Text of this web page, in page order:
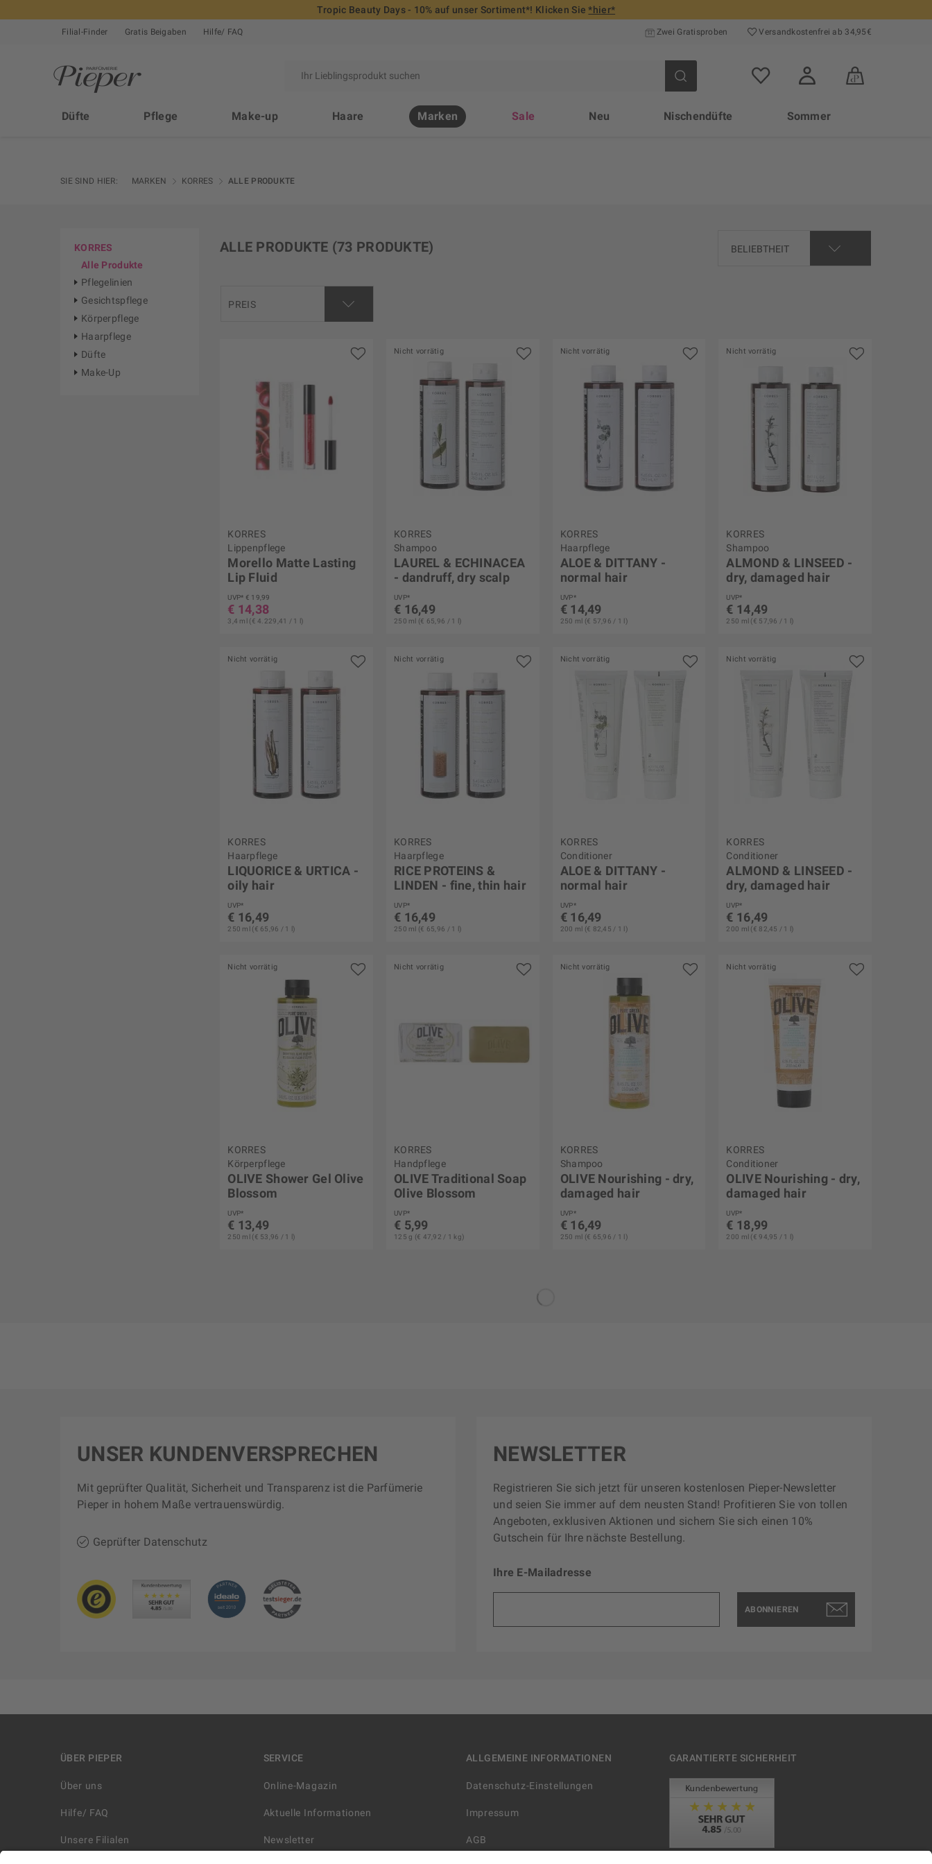
Tropic Beauty Days - 10% auf unser Sortiment*! Klicken Sie*hier*
Filial-Finder Gratis Beigaben Hilfe/ FAQ Zwei Gratisproben Versand­kosten­frei ab 34,95€
Düfte Pflege Make-up Haare Marken Sale Neu Nischendüfte Sommer
SIE SIND HIER: MARKEN KORRES ALLE PRODUKTE
KORRES
Alle Produkte
Pflegelinien
Gesichtspflege
Körperpflege
Haarpflege
Düfte
Make-Up
ALLE PRODUKTE (73 PRODUKTE)
PREIS
KORRES
Lippenpflege
Morello Matte Lasting
Lip Fluid
UVP* € 19,99
€ 14,38
3,4 ml (€ 4.229,41 / 1 l)
Nicht vorrätig
KORRES
Shampoo
LAUREL & ECHINACEA
- dandruff, dry scalp
UVP*
€ 16,49
250 ml (€ 65,96 / 1 l)
Nicht vorrätig
KORRES
Haarpflege
ALOE & DITTANY -
normal hair
UVP*
€ 14,49
250 ml (€ 57,96 / 1 l)
Nicht vorrätig
KORRES
Shampoo
ALMOND & LINSEED -
dry, damaged hair
UVP*
€ 14,49
250 ml (€ 57,96 / 1 l)
Nicht vorrätig
KORRES
Haarpflege
LIQUORICE & URTICA -
oily hair
UVP*
€ 16,49
250 ml (€ 65,96 / 1 l)
Nicht vorrätig
KORRES
Haarpflege
RICE PROTEINS &
LINDEN - fine, thin hair
UVP*
€ 16,49
250 ml (€ 65,96 / 1 l)
Nicht vorrätig
KORRES
Conditioner
ALOE & DITTANY -
normal hair
UVP*
€ 16,49
200 ml (€ 82,45 / 1 l)
Nicht vorrätig
KORRES
Conditioner
ALMOND & LINSEED -
dry, damaged hair
UVP*
€ 16,49
200 ml (€ 82,45 / 1 l)
Nicht vorrätig
KORRES
Körperpflege
OLIVE Shower Gel Olive
Blossom
UVP*
€ 13,49
250 ml (€ 53,96 / 1 l)
Nicht vorrätig
KORRES
Handpflege
OLIVE Traditional Soap
Olive Blossom
UVP*
€ 5,99
125 g (€ 47,92 / 1 kg)
Nicht vorrätig
KORRES
Shampoo
OLIVE Nourishing - dry,
damaged hair
UVP*
€ 16,49
250 ml (€ 65,96 / 1 l)
Nicht vorrätig
KORRES
Conditioner
OLIVE Nourishing - dry,
damaged hair
UVP*
€ 18,99
200 ml (€ 94,95 / 1 l)
NEWSLETTER
Registrieren Sie sich jetzt für unseren kostenlosen Pieper-Newsletter
und seien Sie immer auf dem neusten Stand! Profitieren Sie von tollen
Angeboten, exklusiven Aktionen und sichern Sie sich einen 10%
Gutschein für Ihre nächste Bestellung.
Ihre E-Mailadresse
ABONNIEREN
UNSER KUNDENVERSPRECHEN
Mit geprüfter Qualität, Sicherheit und Transparenz ist die Parfümerie
Pieper in hohem Maße vertrauenswürdig.
Geprüfter Datenschutz
ÜBER PIEPER
Über uns
Hilfe/ FAQ
Unsere Filialen
SERVICE
Online-Magazin
Aktuelle Informationen
Newsletter
ALLGEMEINE INFORMATIONEN
Datenschutz-Einstellungen
Impressum
AGB
GARANTIERTE SICHERHEIT